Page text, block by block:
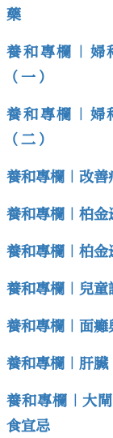
藥
養和專欄｜婦
（一）
養和專欄｜婦
（二）
養和專欄｜改
養和專欄｜柏金
養和專欄｜柏金
養和專欄｜兒
養和專欄｜面
養和專欄｜肝
養和專欄｜大
食宜忌